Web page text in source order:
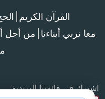
القرآن الكريم
معا نربي أبناءنا من أجل
اشترك في قائمتنا البريدية